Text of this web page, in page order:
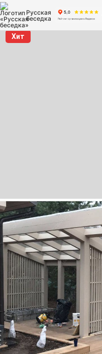
Русская
беседка
Хит